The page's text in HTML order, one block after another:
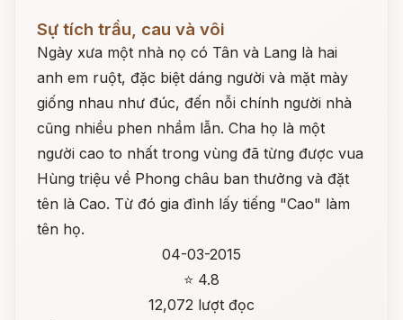
Sự tích trầu, cau và vôi
Ngày xưa một nhà nọ có Tân và Lang là hai
anh em ruột, đặc biệt dáng người và mặt mày
giống nhau như đúc, đến nỗi chính người nhà
cũng nhiều phen nhầm lẫn. Cha họ là một
người cao to nhất trong vùng đã từng được vua
Hùng triệu về Phong châu ban thưởng và đặt
tên là Cao. Từ đó gia đình lấy tiếng "Cao" làm
tên họ.
04-03-2015
⭐ 4.8
12,072 lượt đọc